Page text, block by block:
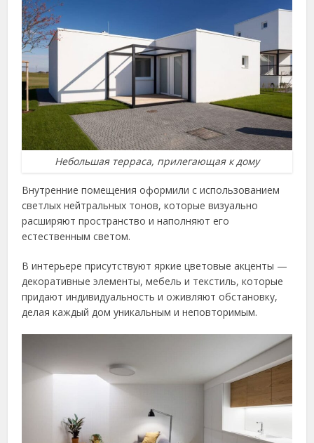
Небольшая терраса, прилегающая к дому
Внутренние помещения оформили с использованием
светлых нейтральных тонов, которые визуально
расширяют пространство и наполняют его
естественным светом.
В интерьере присутствуют яркие цветовые акценты —
декоративные элементы, мебель и текстиль, которые
придают индивидуальность и оживляют обстановку,
делая каждый дом уникальным и неповторимым.